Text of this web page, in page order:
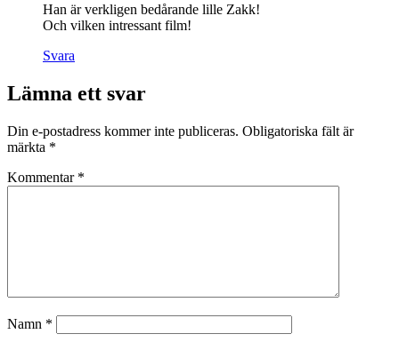
Han är verkligen bedårande lille Zakk!
Och vilken intressant film!
Svara
Lämna ett svar
Din e-postadress kommer inte publiceras. Obligatoriska fält är
märkta *
Kommentar *
Namn *